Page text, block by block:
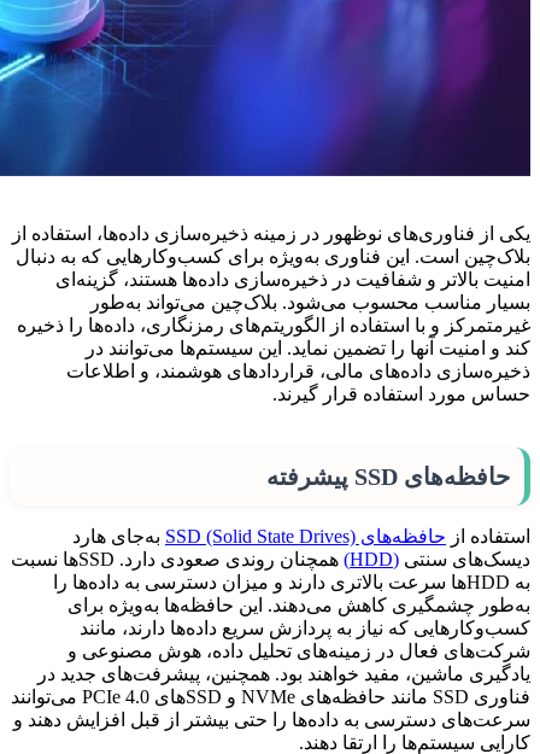
یکی از فناوری‌های نوظهور در زمینه ذخیره‌سازی داده‌ها، استفاده از
بلاک‌چین است. این فناوری به‌ویژه برای کسب‌وکارهایی که به دنبال
امنیت بالاتر و شفافیت در ذخیره‌سازی داده‌ها هستند، گزینه‌ای
بسیار مناسب محسوب می‌شود. بلاک‌چین می‌تواند به‌طور
غیرمتمرکز و با استفاده از الگوریتم‌های رمزنگاری، داده‌ها را ذخیره
کند و امنیت آنها را تضمین نماید. این سیستم‌ها می‌توانند در
ذخیره‌سازی داده‌های مالی، قراردادهای هوشمند، و اطلاعات
حساس مورد استفاده قرار گیرند.
حافظه‌های SSD پیشرفته
استفاده از حافظه‌های SSD (Solid State Drives)
به‌جای هارد
دیسک‌های سنتی (HDD)
همچنان روندی صعودی دارد. SSD‌ها نسبت
به HDD‌ها سرعت بالاتری دارند و میزان دسترسی به داده‌ها را
به‌طور چشمگیری کاهش می‌دهند. این حافظه‌ها به‌ویژه برای
کسب‌وکارهایی که نیاز به پردازش سریع داده‌ها دارند، مانند
شرکت‌های فعال در زمینه‌های تحلیل داده، هوش مصنوعی و
یادگیری ماشین، مفید خواهند بود. همچنین، پیشرفت‌های جدید در
فناوری SSD مانند حافظه‌های NVMe و SSD‌های PCIe 4.0 می‌توانند
سرعت‌های دسترسی به داده‌ها را حتی بیشتر از قبل افزایش دهند و
کارایی سیستم‌ها را ارتقا دهند.